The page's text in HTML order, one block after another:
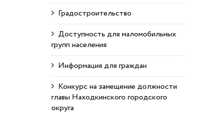
Градостроительство
Доступность для маломобильных
групп населения
Информация для граждан
Конкурс на замещение должности
главы Находкинского городского
округа